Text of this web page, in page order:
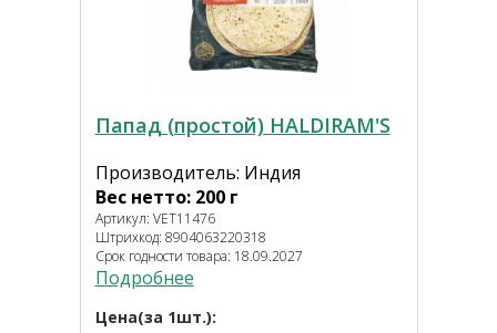
Папад (простой) HALDIRAM'S
Производитель: Индия
Вес нетто: 200 г
Артикул: VET11476
Штрихкод: 8904063220318
Срок годности товара: 18.09.2027
Подробнее
Цена(за 1шт.):